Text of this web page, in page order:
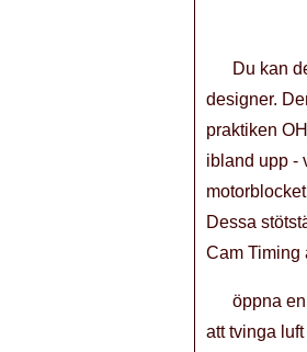
Du kan
designer.
praktiken
ibland upp -
Dessa
Cam Timing
öppna
att tvinga